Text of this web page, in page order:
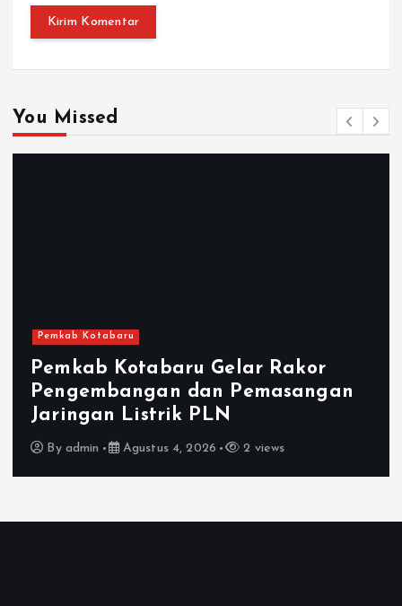
You Missed
Pemkab Kotabaru
GOW Kotabaru Gelar Pertemuan
Dan Edukasi Kesehatan Mental
By Agustus 3, 2026